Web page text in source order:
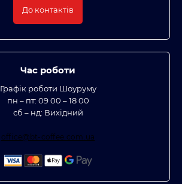
До контактів
Час роботи
Графік роботи Шоуруму
пн – пт: 09 00 – 18 00
сб – нд: Вихідний
office@bt-coffee.com.ua